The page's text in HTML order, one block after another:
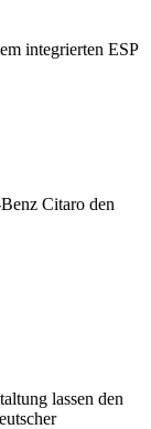
integrierten ESP
Citaro den
lassen den